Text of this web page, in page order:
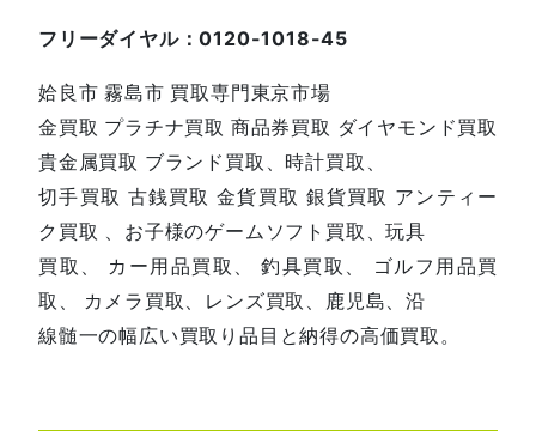
フリーダイヤル：0120-1018-45
姶良市 霧島市 買取専門東京市場
金買取 プラチナ買取 商品券買取 ダイヤモンド買取
貴金属買取 ブランド買取、時計買取、
切手買取 古銭買取 金貨買取 銀貨買取 アンティー
ク買取 、お子様のゲームソフト買取、玩具
買取、 カー用品買取、 釣具買取、 ゴルフ用品買
取、 カメラ買取、レンズ買取、鹿児島、沿
線髄一の幅広い買取り品目と納得の高価買取。